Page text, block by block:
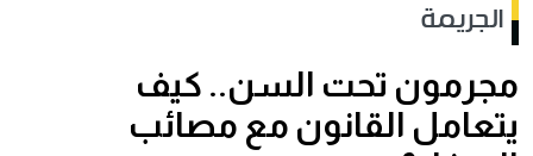
الجريمة
مجرمون تحت السن.. كيف
يتعامل القانون مع مصائب